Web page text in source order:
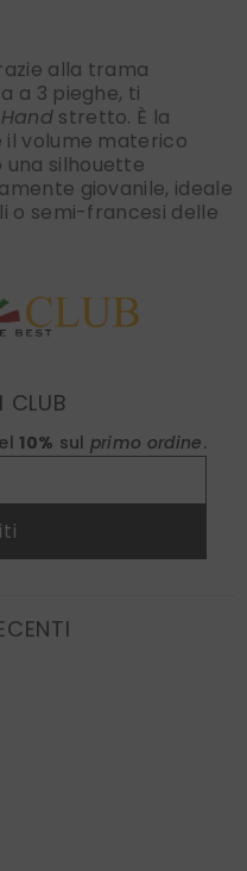
alla trama
a 3 pieghe, ti
stretto. È la
volume materico
silhouette
giovanile, ideale
o semi-francesi delle
10% sul primo ordine.